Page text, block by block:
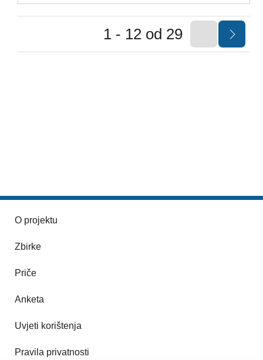
1 - 12 od 29
O projektu
Zbirke
Priče
Anketa
Uvjeti korištenja
Pravila privatnosti